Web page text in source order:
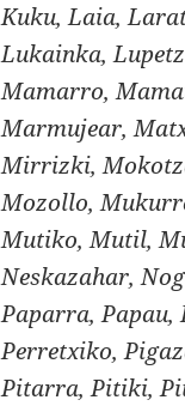
Kuku, Laia,
Lukainka,
Mamarro,
Marmujear,
Mirrizki,
Mozollo,
Mutiko, Mutil,
Neskazahar,
Paparra, Papau,
Perretxiko,
Pitarra, Pitiki,